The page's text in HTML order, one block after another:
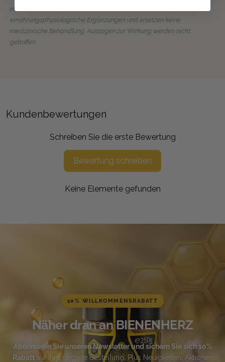
Hinweis: Unsere Produkte verstehen sich als kosmetische oder
ernährungsphysiologische Ergänzungen und ersetzen keine
medizinische Behandlung. Aussagen zur Wirkung werden nicht
getroffen.
Kundenbewertungen
Schreiben Sie die erste Bewertung
Bewertung schreiben
Keine Elemente gefunden
10% WILLKOMMENSRABATT
Näher dran an BIENENHERZ
Abonnieren Sie unseren Newsletter und sichern Sie sich 10%
Rabattauf Ihre nächste Bestellung. Plus Neuigkeiten, Aktionen